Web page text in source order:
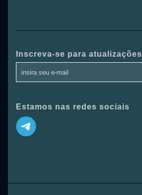
Inscreva-se para atualizações
Estamos nas redes sociais